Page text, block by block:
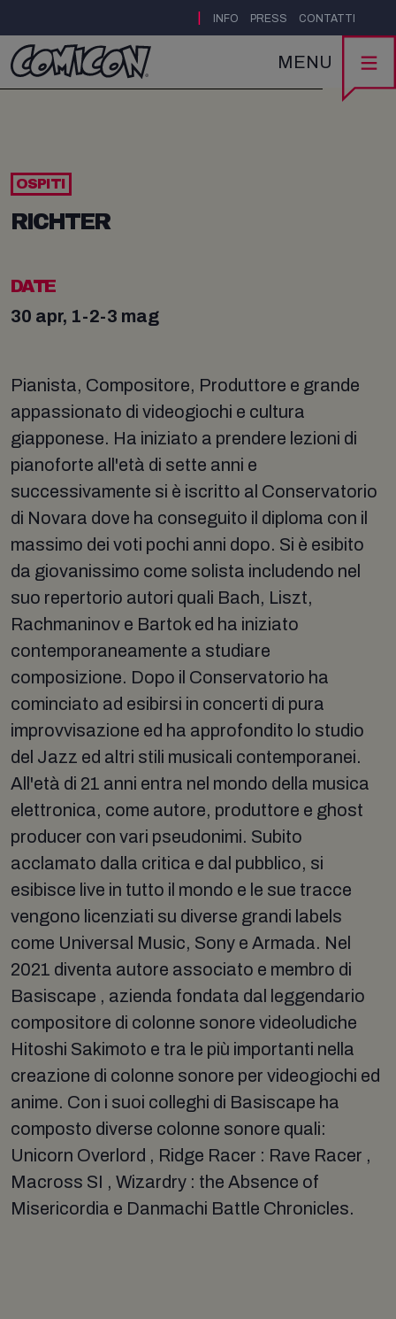
INFO PRESS CONTATTI
MENU
OSPITI
RICHTER
DATE
30 apr, 1-2-3 mag
Pianista, Compositore, Produttore e grande
appassionato di videogiochi e cultura
giapponese. Ha iniziato a prendere lezioni di
pianoforte all'età di sette anni e
successivamente si è iscritto al Conservatorio
di Novara dove ha conseguito il diploma con il
massimo dei voti pochi anni dopo. Si è esibito
da giovanissimo come solista includendo nel
suo repertorio autori quali Bach, Liszt,
Rachmaninov e Bartok ed ha iniziato
contemporaneamente a studiare
composizione. Dopo il Conservatorio ha
cominciato ad esibirsi in concerti di pura
improvvisazione ed ha approfondito lo studio
del Jazz ed altri stili musicali contemporanei.
All'età di 21 anni entra nel mondo della musica
elettronica, come autore, produttore e ghost
producer con vari pseudonimi. Subito
acclamato dalla critica e dal pubblico, si
esibisce live in tutto il mondo e le sue tracce
vengono licenziati su diverse grandi labels
come Universal Music, Sony e Armada. Nel
2021 diventa autore associato e membro di
Basiscape , azienda fondata dal leggendario
compositore di colonne sonore videoludiche
Hitoshi Sakimoto e tra le più importanti nella
creazione di colonne sonore per videogiochi ed
anime. Con i suoi colleghi di Basiscape ha
composto diverse colonne sonore quali:
Unicorn Overlord , Ridge Racer : Rave Racer ,
Macross SI , Wizardry : the Absence of
Misericordia e Danmachi Battle Chronicles.